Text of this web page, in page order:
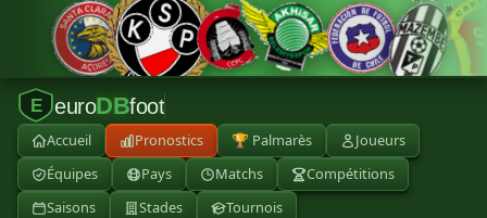
E euroDBfoot
Accueil Pronostics 🏆 Palmarès
Joueurs
Équipes
Pays Matchs
Compétitions
Saisons
Stades Tournois